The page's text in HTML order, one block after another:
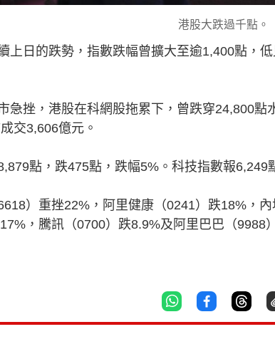
港股大跌過千點。
上日的跌勢，指數跌幅曾擴大至逾1,400點，
急挫，港股在科網股拖累下，曾跌穿24,800
交3,606億元。
點，跌475點，跌幅5%。科技指數報6,249
）重挫22%，阿里健康（0241）跌18%，
17%，騰訊（0700）跌8.9%及阿里巴巴（9988